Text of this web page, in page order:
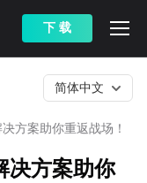
下 载
方案助你重返战场！
简体中文
决方案助你